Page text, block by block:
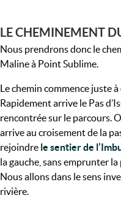
LE CHEMINEMENT
Nous prendrons donc le
Maline à Point Sublime.
Le chemin commence juste
Rapidement arrive le Pas
rencontrée sur le parcours.
arrive au croisement de la
rejoindre le sentier de
la gauche, sans emprunter
Nous allons dans le sens
rivière.